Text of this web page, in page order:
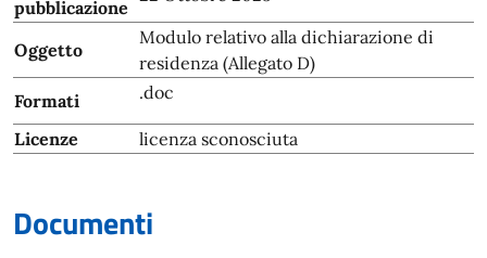
pubblicazione
Oggetto
Modulo relativo alla dichiarazione di
residenza (Allegato D)
Formati
.doc
Licenze licenza sconosciuta
Documenti